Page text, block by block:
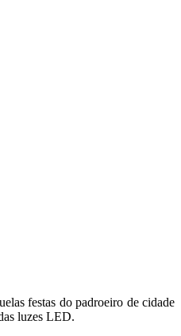
festas do padroeiro de cidade
luzes LED.